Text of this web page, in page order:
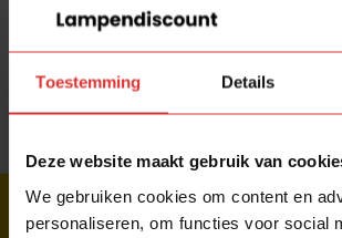
Toestemming Details
Deze website maakt gebruik van
We gebruiken cookies om content en
personaliseren, om functies voor social
Onze klanten wordenniet beloond
schrijven van reviews. Er worden
andere cadeautjes gegeven.
OVER LAMPENDISCOUNT